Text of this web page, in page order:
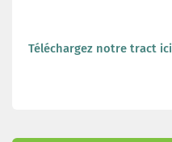
Téléchargez notre tract